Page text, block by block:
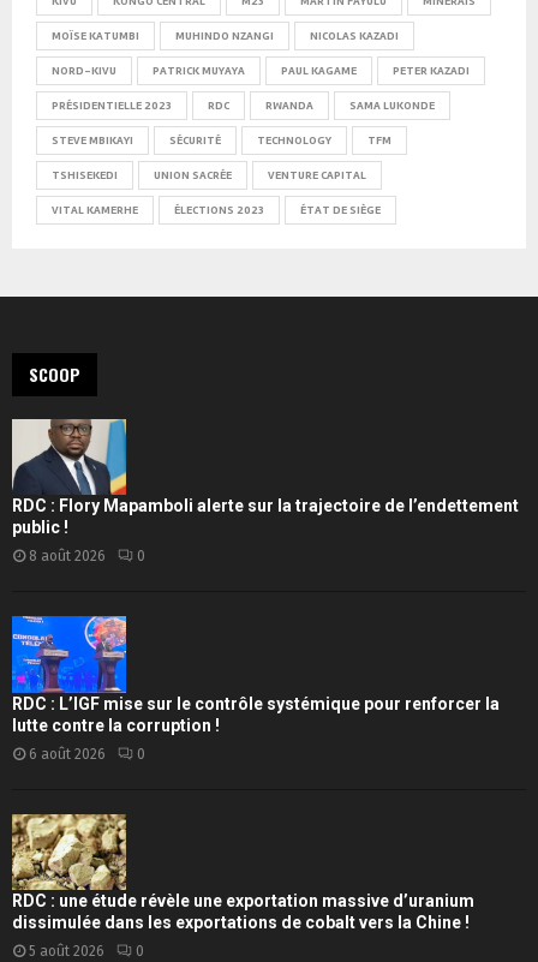
MOÏSE KATUMBI MUHINDO NZANGI NICOLAS KAZADI
NORD-KIVU PATRICK MUYAYA PAUL KAGAME PETER KAZADI
PRÉSIDENTIELLE 2023 RDC RWANDA SAMA LUKONDE
STEVE MBIKAYI SÉCURITÉ TECHNOLOGY TFM
TSHISEKEDI UNION SACRÉE VENTURE CAPITAL
VITAL KAMERHE ÉLECTIONS 2023 ÉTAT DE SIÈGE
SCOOP
RDC : Flory Mapamboli alerte sur la trajectoire de l’endettement
public !
8 août 2026 0
RDC : L’IGF mise sur le contrôle systémique pour renforcer la
lutte contre la corruption !
6 août 2026 0
RDC : une étude révèle une exportation massive d’uranium
dissimulée dans les exportations de cobalt vers la Chine !
5 août 2026 0